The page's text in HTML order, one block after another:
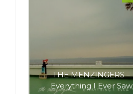
THE MENZINGERS –
Everything I Ever Saw